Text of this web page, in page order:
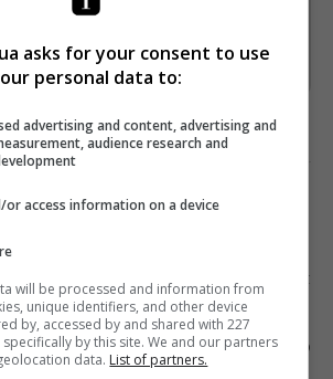
УСИК ПРОТИ БЕЛЬЮ,
«ДИЗЕЛЬ ШОУ»
Наступна стаття
ПЛАТНОГО ТВ НАВЧИТИСЯ
ПАКЕТУВАТИ ТЕЛЕКАНАЛИ, –
СЕРГІЙ БОЙКО
asks for your consent to use
personal data to:
advertising and content, advertising and
audience research and
or access information on a device
will be processed and information from
unique identifiers, and other device
by, accessed by and shared with 227
by this site. We and our partners
data. List of partners.